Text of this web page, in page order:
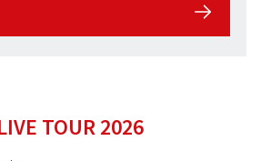
TOUR 2026